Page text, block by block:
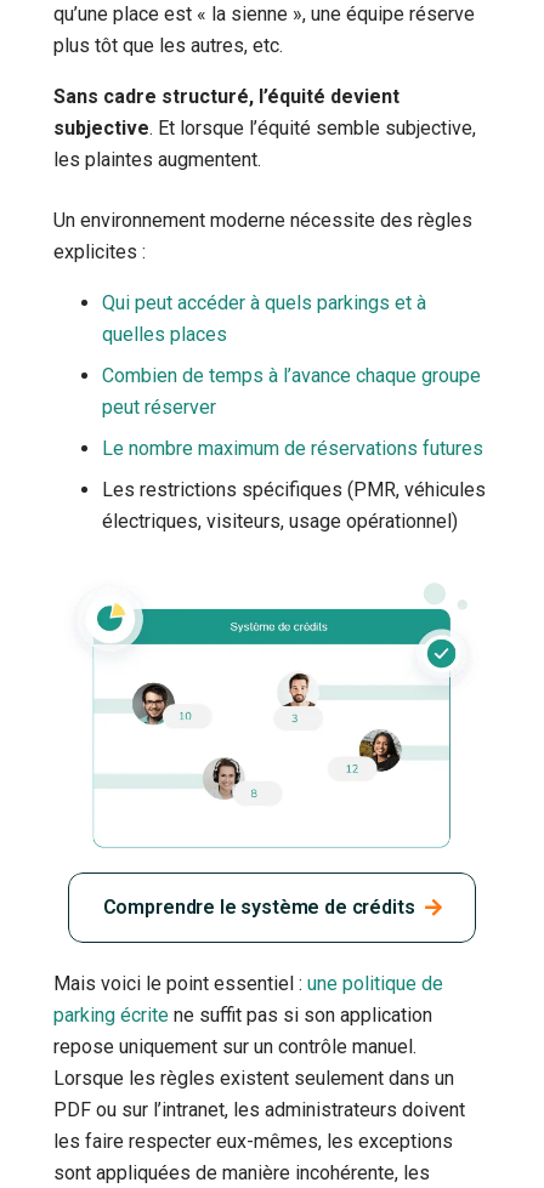
qu’une place est « la sienne », une équipe réserve
plus tôt que les autres, etc.
Sans cadre structuré, l’équité devient
subjective. Et lorsque l’équité semble subjective,
les plaintes augmentent.
Un environnement moderne nécessite des règles
explicites :
Qui peut accéder à quels parkings et à
quelles places
Combien de temps à l’avance chaque groupe
peut réserver
Le nombre maximum de réservations futures
Les restrictions spécifiques (PMR, véhicules
électriques, visiteurs, usage opérationnel)
Comprendre le système de crédits
Mais voici le point essentiel : une politique de
parking écrite ne suffit pas si son application
repose uniquement sur un contrôle manuel.
Lorsque les règles existent seulement dans un
PDF ou sur l’intranet, les administrateurs doivent
les faire respecter eux-mêmes, les exceptions
sont appliquées de manière incohérente, les